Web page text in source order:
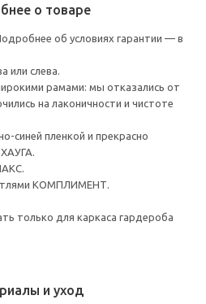
о товаре
об условиях гарантии — в
или слева.
рамами: мы отказались от
на лаконичности и чистоте
синей пленкой и прекрасно
КОМПЛИМЕНТ.
только для каркаса гардероба
и уход